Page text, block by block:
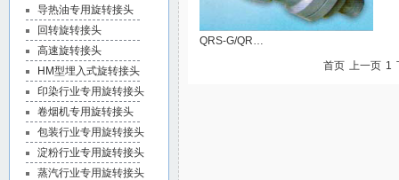
导热油专用旋转接头
回转旋转接头
高速旋转接头
HM型埋入式旋转接头
印染行业专用旋转接头
卷烟机专用旋转接头
包装行业专用旋转接头
淀粉行业专用旋转接头
蒸汽行业专用旋转接头
QRS-G/QR…
首页 上一页 1